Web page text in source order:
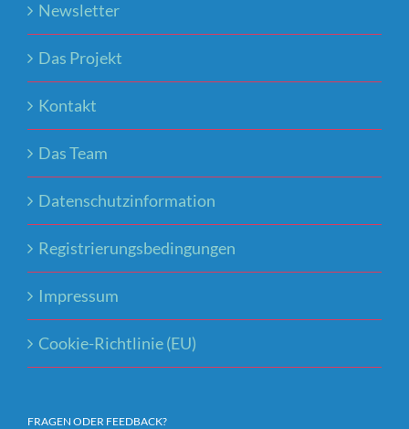
Newsletter
Das Projekt
Kontakt
Das Team
Datenschutzinformation
Registrierungsbedingungen
Impressum
Cookie-Richtlinie (EU)
FRAGEN ODER FEEDBACK?